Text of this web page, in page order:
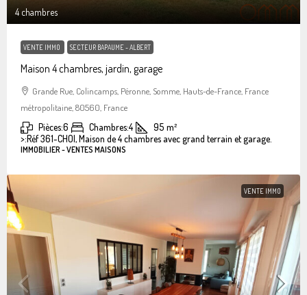
4 chambres
VENTE IMMO SECTEUR BAPAUME - ALBERT
Maison 4 chambres, jardin, garage
Grande Rue, Colincamps, Péronne, Somme, Hauts-de-France, France
métropolitaine, 80560, France
Pièces:6 Chambres:4 95 m²
>:Réf 361-CHOI, Maison de 4 chambres avec grand terrain et garage.
IMMOBILIER - VENTES MAISONS
VENTE IMMO